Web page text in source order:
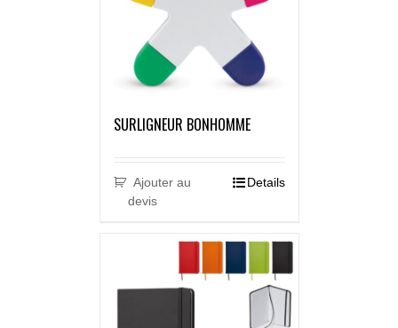
SURLIGNEUR BONHOMME
Ajouter au
devis
Details